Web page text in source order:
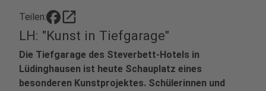
Teilen: open_in_new
LH: "Kunst in Tiefgarage"
Die Tiefgarage des Steverbett-Hotels in
Lüdinghausen ist heute Schauplatz eines
besonderen Kunstprojektes. Schülerinnen und